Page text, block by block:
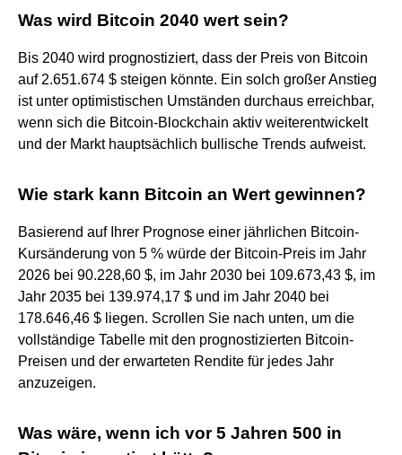
Was wird Bitcoin 2040 wert sein?
Bis 2040 wird prognostiziert, dass der Preis von Bitcoin
auf 2.651.674 $ steigen könnte. Ein solch großer Anstieg
ist unter optimistischen Umständen durchaus erreichbar,
wenn sich die Bitcoin-Blockchain aktiv weiterentwickelt
und der Markt hauptsächlich bullische Trends aufweist.
Wie stark kann Bitcoin an Wert gewinnen?
Basierend auf Ihrer Prognose einer jährlichen Bitcoin-
Kursänderung von 5 % würde der Bitcoin-Preis im Jahr
2026 bei 90.228,60 $, im Jahr 2030 bei 109.673,43 $, im
Jahr 2035 bei 139.974,17 $ und im Jahr 2040 bei
178.646,46 $ liegen. Scrollen Sie nach unten, um die
vollständige Tabelle mit den prognostizierten Bitcoin-
Preisen und der erwarteten Rendite für jedes Jahr
anzuzeigen.
Was wäre, wenn ich vor 5 Jahren 500 in